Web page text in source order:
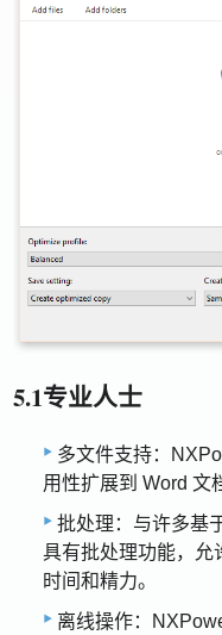
5.1专业人士
多文件支持：
用性扩展到 Word 文
批处理：与许多基
具有批处理功能，允
时间和精力。
离线操作：